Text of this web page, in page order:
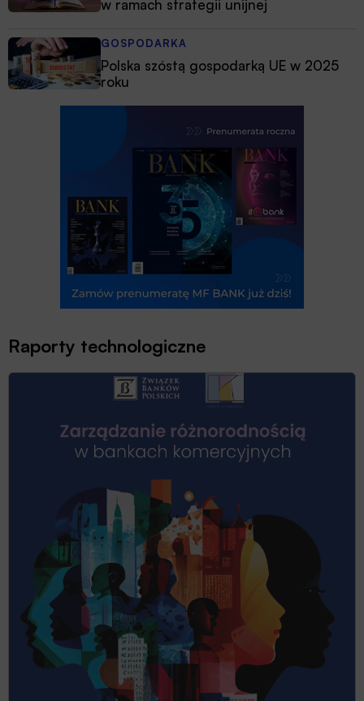
w ramach strategii unijnej
GOSPODARKA
Polska szóstą gospodarką UE w 2025
roku
Raporty technologiczne